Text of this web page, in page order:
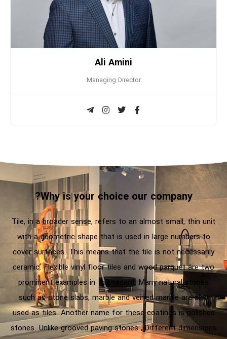
Ali Amini
Managing Director
Why is your choice our company?
Tile, in a broader sense, refers to an almost small, thin unit
with a geometric shape that is used in large numbers to
cover surfaces. This means that the tile is not necessarily
ceramic. Flexible vinyl floor tiles and wood parquet are two
prominent examples in this regard. Many natural stones
such as stone slabs, marble and veined marble are also
used as tiles. Another name for these coatings is polished
stones. Unlike grooved paving stones , Different dimensions